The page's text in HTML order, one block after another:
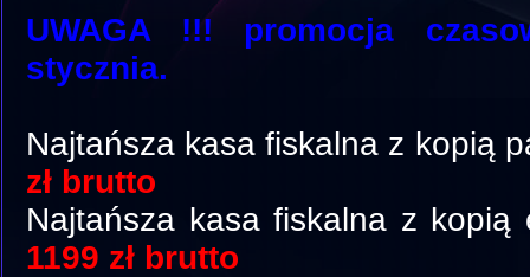
UWAGA !!! promocja
stycznia.
Najtańsza kasa fiskalna z kopią
zł brutto
Najtańsza kasa fiskalna z kopią
1199 zł brutto